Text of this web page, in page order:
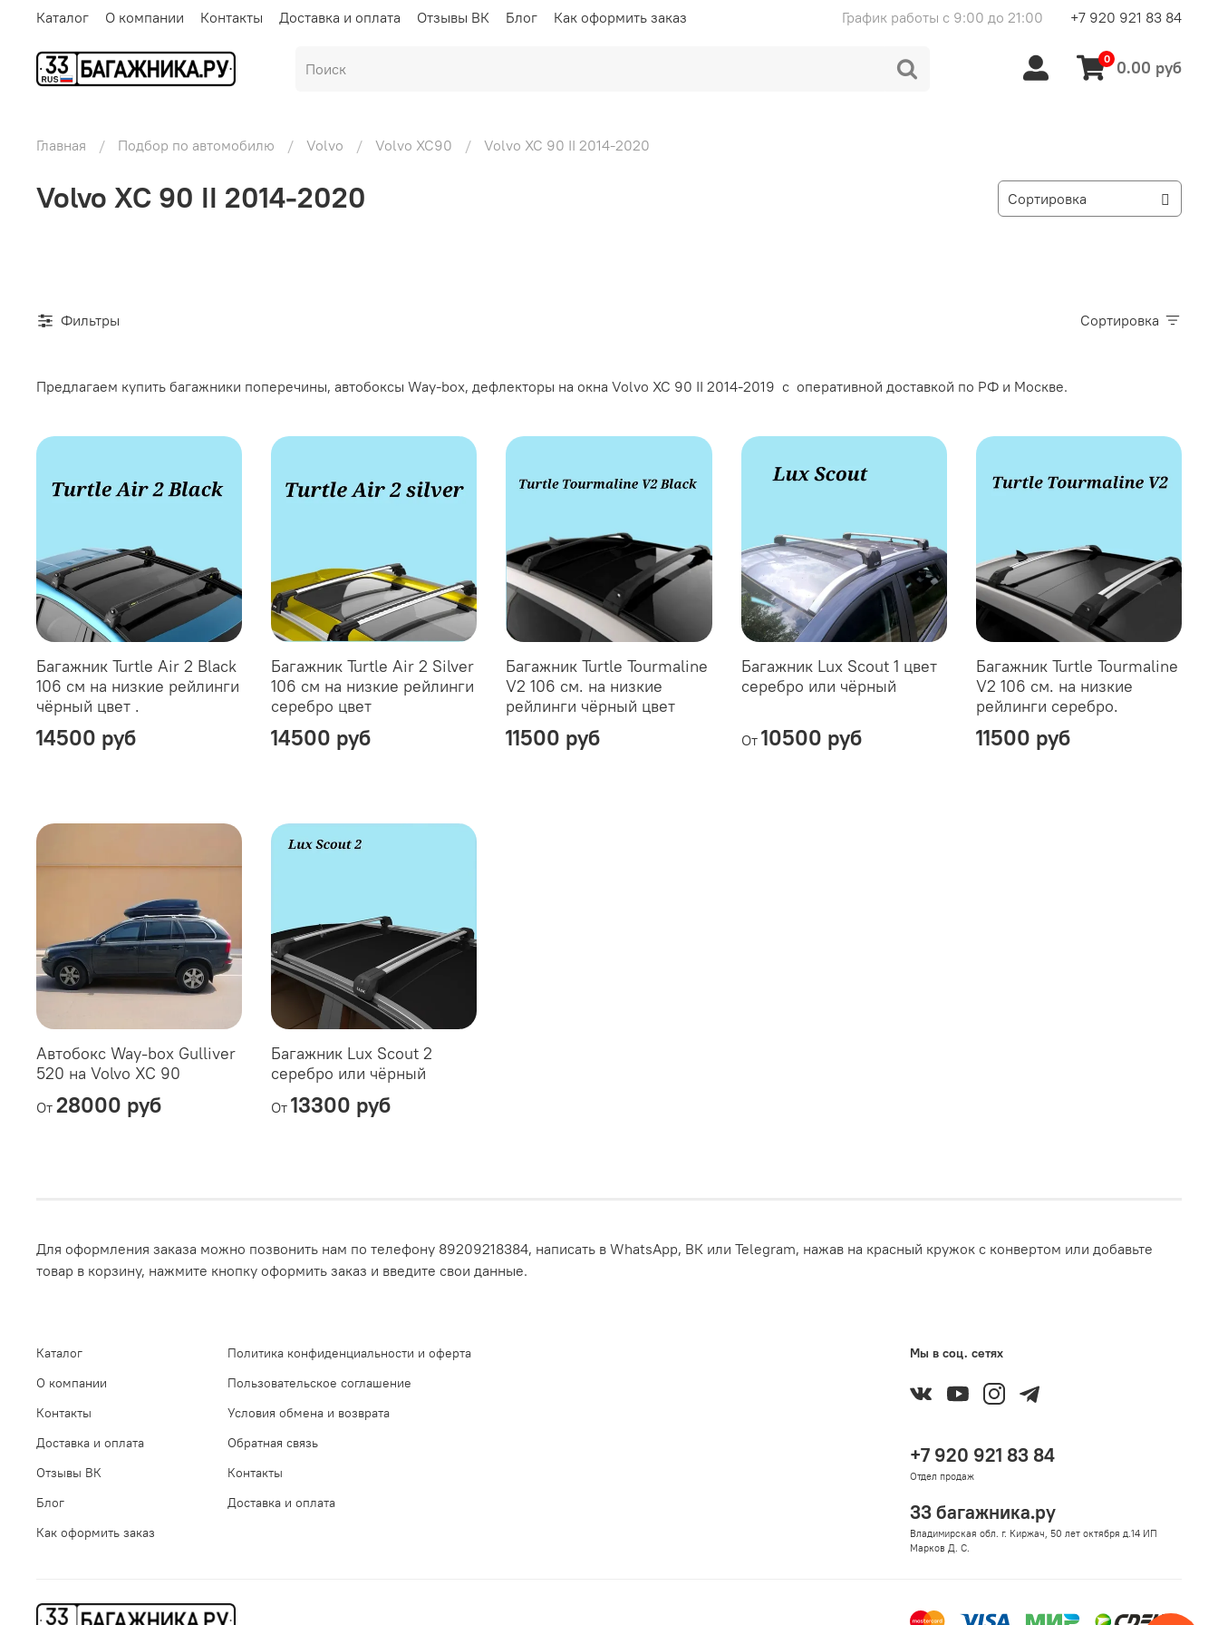
Каталог О компании Контакты Доставка и оплата Отзывы ВК Блог Как оформить заказ График работы с 9:00 до 21:00 +7 920 921 83 84
0 0.00 руб
Главная Подбор по автомобилю Volvo Volvo XC90 Volvo XC 90 II 2014-2020
Volvo XC 90 II 2014-2020
Фильтры Сортировка
Предлагаем купить багажники поперечины, автобоксы Way-box, дефлекторы на окна Volvo XC 90 II 2014-2019 с оперативной доставкой по РФ и Москве.
Багажник Turtle Air 2 Black
106 см на низкие рейлинги
чёрный цвет .
14500 руб
Багажник Turtle Air 2 Silver
106 см на низкие рейлинги
серебро цвет
14500 руб
Багажник Turtle Tourmaline
V2 106 см. на низкие
рейлинги чёрный цвет
11500 руб
Багажник Lux Scout 1 цвет
серебро или чёрный
От 10500 руб
Багажник Turtle Tourmaline
V2 106 см. на низкие
рейлинги серебро.
11500 руб
Автобокс Way-box Gulliver
520 на Volvo XC 90
От 28000 руб
Багажник Lux Scout 2
серебро или чёрный
От 13300 руб
Для оформления заказа можно позвонить нам по телефону 89209218384, написать в WhatsApp, ВК или Telegram, нажав на красный кружок с конвертом или добавьте
товар в корзину, нажмите кнопку оформить заказ и введите свои данные.
Каталог
О компании
Контакты
Доставка и оплата
Отзывы ВК
Блог
Как оформить заказ
Политика конфиденциальности и оферта
Пользовательское соглашение
Условия обмена и возврата
Обратная связь
Контакты
Доставка и оплата
Мы в соц. сетях
+7 920 921 83 84
Отдел продаж
33 багажника.ру
Владимирская обл. г. Киржач, 50 лет октября д.14 ИП
Марков Д. С.